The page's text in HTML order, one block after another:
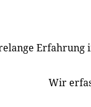
Erfahrung
Wir